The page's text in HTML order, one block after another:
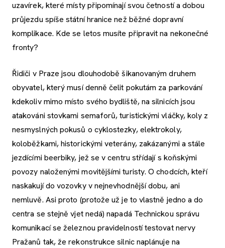
uzavírek, které místy připomínají svou četností a dobou
průjezdu spíše státní hranice než běžné dopravní
komplikace. Kde se letos musíte připravit na nekonečné
fronty?
Řidiči v Praze jsou dlouhodobě šikanovaným druhem
obyvatel, který musí denně čelit pokutám za parkování
kdekoliv mimo místo svého bydliště, na silnicích jsou
atakováni stovkami semaforů, turistickými vláčky, koly z
nesmyslných pokusů o cyklostezky, elektrokoly,
koloběžkami, historickými veterány, zakázanými a stále
jezdícími beerbiky, jež se v centru střídají s koňskými
povozy naloženými movitějšími turisty. O chodcích, kteří
naskakují do vozovky v nejnevhodnější dobu, ani
nemluvě. Asi proto (protože už je to vlastně jedno a do
centra se stejně vjet nedá) napadá Technickou správu
komunikací se železnou pravidelností testovat nervy
Pražanů tak, že rekonstrukce silnic naplánuje na